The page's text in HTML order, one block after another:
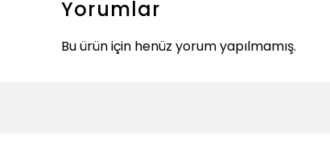
Yorumlar
Bu ürün için henüz yorum yapılmamış.